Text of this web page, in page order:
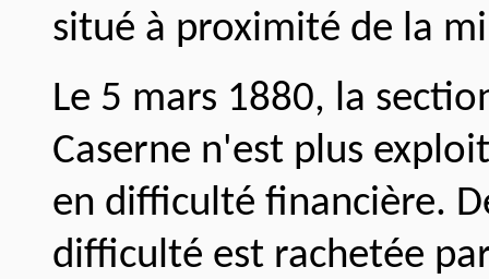
situé à proximité de la
Le 5 mars 1880, la
Caserne n'est plus
en difficulté financière.
difficulté est rachetée